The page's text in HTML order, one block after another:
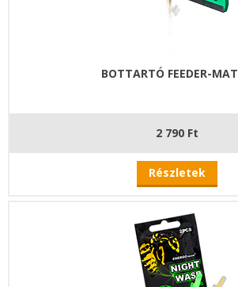
BOTTARTÓ FEEDER-
2 790 Ft
Részletek